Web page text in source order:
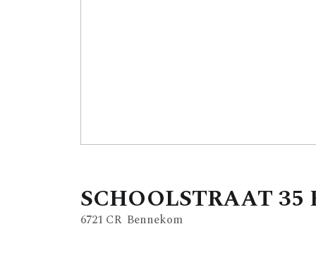
SCHOOLSTRAAT 35
6721 CR Bennekom